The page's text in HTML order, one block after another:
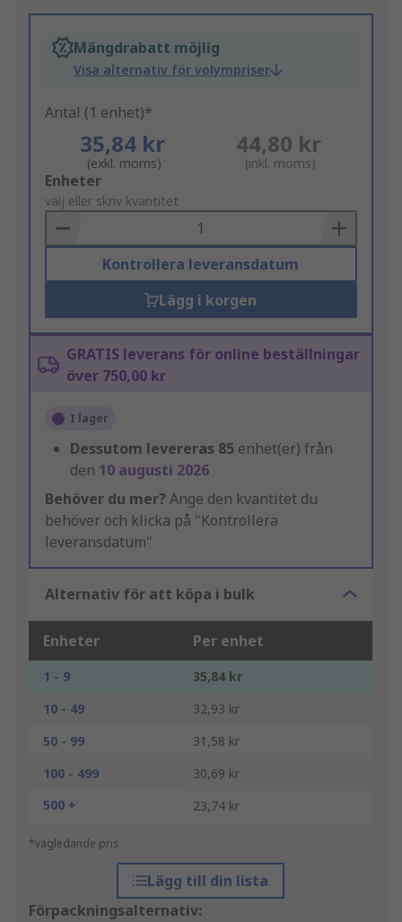
Mängdrabatt möjlig
Visa alternativ för volympriser
Antal (1 enhet)*
35,84 kr
(exkl. moms)
44,80 kr
(inkl. moms)
Add
to
Basket
Enheter
välj eller skriv kvantitet
Kontrollera leveransdatum
Lägg i korgen
GRATIS leverans för online beställningar
över 750,00 kr
I lager
Dessutom levereras 85 enhet(er) från
den 10 augusti 2026
Behöver du mer? Ange den kvantitet du
behöver och klicka på "Kontrollera
leveransdatum"
Alternativ för att köpa i bulk
Enheter Per enhet
1 - 9
35,84 kr
10 - 49
32,93 kr
50 - 99
31,58 kr
100 - 499
30,69 kr
500 +
23,74 kr
*vägledande pris
Lägg till din lista
Förpackningsalternativ: